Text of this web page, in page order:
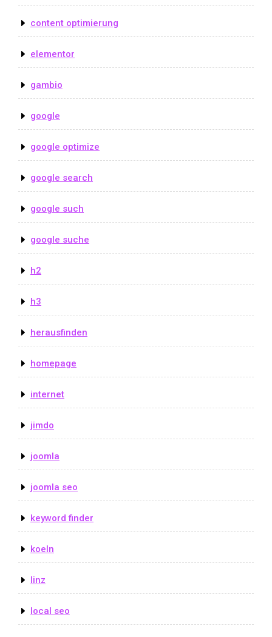
content optimierung
elementor
gambio
google
google optimize
google search
google such
google suche
h2
h3
herausfinden
homepage
internet
jimdo
joomla
joomla seo
keyword finder
koeln
linz
local seo